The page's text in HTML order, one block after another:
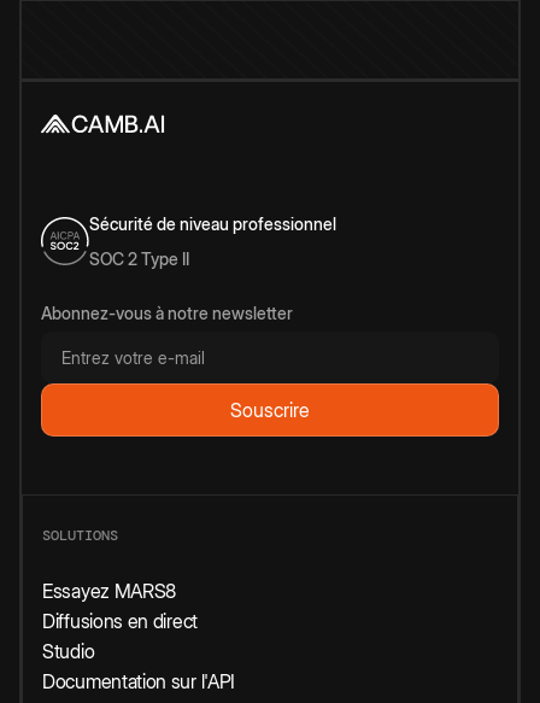
Sécurité de niveau professionnel
SOC 2 Type II
Abonnez-vous à notre newsletter
SOLUTIONS
Essayez MARS8
Diffusions en direct
Studio
Documentation sur l'API